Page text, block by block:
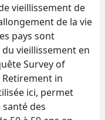
vieillissement de
de la vie
pays sont
vieillissement en
Survey of
in
ici, permet
des